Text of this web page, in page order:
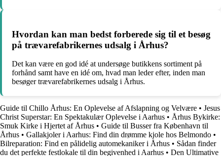
Hvordan kan man bedst forberede sig til et besøg
på trævarefabrikernes udsalg i Århus?
Det kan være en god idé at undersøge butikkens sortiment på
forhånd samt have en idé om, hvad man leder efter, inden man
besøger trævarefabrikernes udsalg i Århus.
Guide til Chillo Århus: En Oplevelse af Afslapning og Velvære • Jesus
Christ Superstar: En Spektakulær Oplevelse i Aarhus • Århus Bykirke:
Smuk Kirke i Hjertet af Århus • Guide til Busser fra København til
Århus • Gallakjoler i Aarhus: Find din drømme kjole hos Belmondo •
Bilreparation: Find en pålidelig automekaniker i Århus • Sådan finder
du det perfekte festlokale til din begivenhed i Aarhus • Den Ultimative